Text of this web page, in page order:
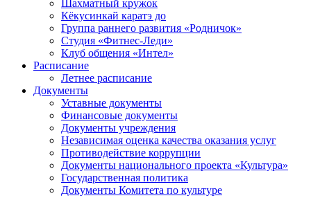
Шахматный кружок
Кёкусинкай каратэ до
Группа раннего развития «Родничок»
Cтудия «Фитнес-Леди»
Клуб общения «Интел»
Расписание
Летнее расписание
Документы
Уставные документы
Финансовые документы
Документы учреждения
Независимая оценка качества оказания услуг
Противодействие коррупции
Документы национального проекта «Культура»
Государственная политика
Документы Комитета по культуре